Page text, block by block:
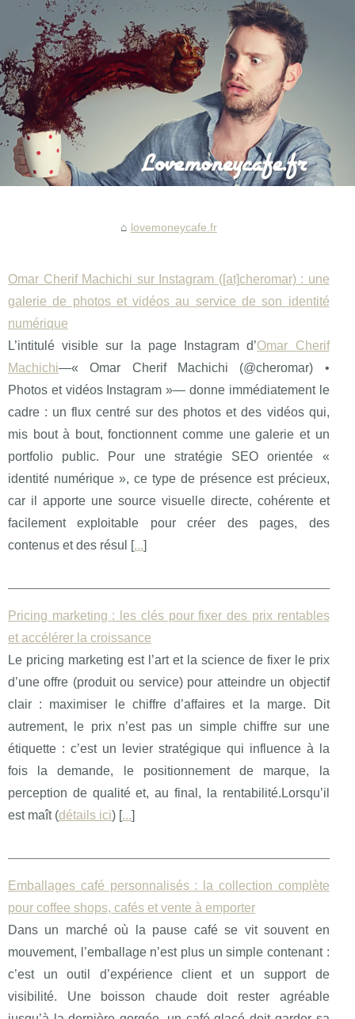
lovemoneycafe.fr
Omar Cherif Machichi sur Instagram ([at]cheromar) : une
galerie de photos et vidéos au service de son identité
numérique
L’intitulé visible sur la page Instagram d’Omar Cherif
Machichi—« Omar Cherif Machichi (@cheromar) •
Photos et vidéos Instagram »— donne immédiatement le
cadre : un flux centré sur des photos et des vidéos qui,
mis bout à bout, fonctionnent comme une galerie et un
portfolio public. Pour une stratégie SEO orientée «
identité numérique », ce type de présence est précieux,
car il apporte une source visuelle directe, cohérente et
facilement exploitable pour créer des pages, des
contenus et des résul [...]
Pricing marketing : les clés pour fixer des prix rentables
et accélérer la croissance
Le pricing marketing est l’art et la science de fixer le prix
d’une offre (produit ou service) pour atteindre un objectif
clair : maximiser le chiffre d’affaires et la marge. Dit
autrement, le prix n’est pas un simple chiffre sur une
étiquette : c’est un levier stratégique qui influence à la
fois la demande, le positionnement de marque, la
perception de qualité et, au final, la rentabilité.Lorsqu’il
est maît (détails ici) [...]
Emballages café personnalisés : la collection complète
pour coffee shops, cafés et vente à emporter
Dans un marché où la pause café se vit souvent en
mouvement, l’emballage n’est plus un simple contenant :
c’est un outil d’expérience client et un support de
visibilité. Une boisson chaude doit rester agréable